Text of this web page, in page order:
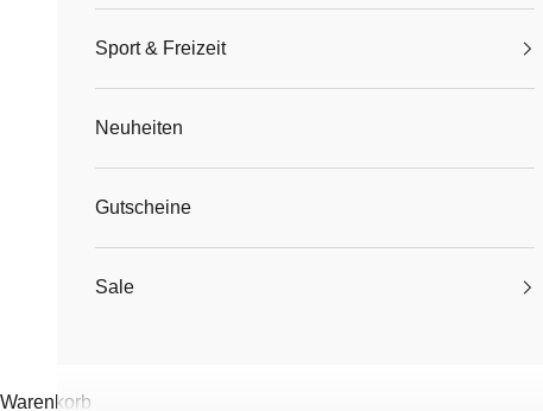
Sport & Freizeit
Neuheiten
Gutscheine
Sale
Warenkorb